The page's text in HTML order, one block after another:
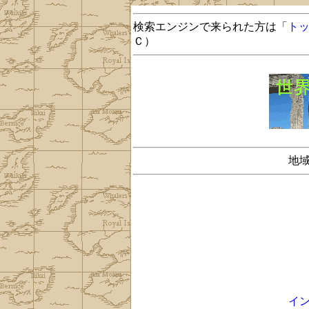
検索エンジンで来られた方は「
ト
Ｃ）
地
イ